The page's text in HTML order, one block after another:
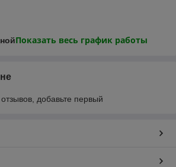
Показать весь график работы
добавьте первый